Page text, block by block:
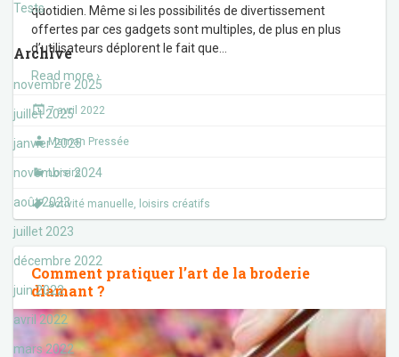
Tests
Archive
novembre 2025
juillet 2025
janvier 2025
novembre 2024
août 2023
juillet 2023
décembre 2022
juin 2022
avril 2022
mars 2022
quotidien. Même si les possibilités de divertissement
offertes par ces gadgets sont multiples, de plus en plus
d’utilisateurs déplorent le fait que
Read more ›
7 avril 2022
Maman Pressée
Loisirs
activité manuelle, loisirs créatifs
Comment pratiquer l’art de la broderie
diamant ?